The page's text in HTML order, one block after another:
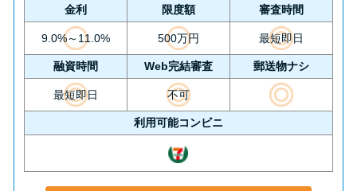
金利 限度額 審査時間
9.0%～11.0% 500万円 最短即日
融資時間 Web完結審査 郵送物ナシ
最短即日 不可
利用可能コンビニ